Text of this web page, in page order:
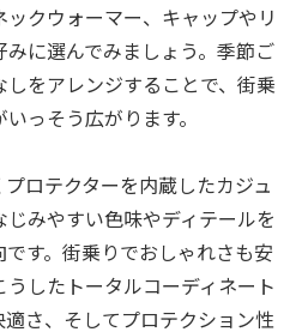
クウォーマー、キャップやリ
に選んでみましょう。季節ご
をアレンジすることで、街乗
っそう広がります。
ロテクターを内蔵したカジュ
みやすい色味やディテールを
す。街乗りでおしゃれさも安
したトータルコーディネート
さ、そしてプロテクション性